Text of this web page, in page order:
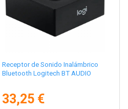
Receptor de Sonido Inalámbrico
Bluetooth Logitech BT AUDIO
33,25 €